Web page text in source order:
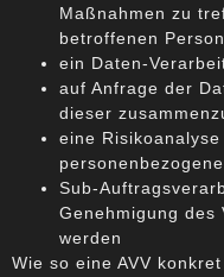
Maßnahmen zu
betroffenen
ein Daten-
auf Anfrage der
dieser
eine
Sub-
Genehmigung des
werden
Wie so eine AVV